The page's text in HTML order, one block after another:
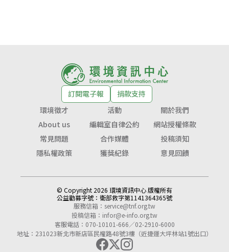
訂閱電子報
捐款支持
環境徵才
活動
關於我們
About us
編輯室自律公約
網站授權條款
常見問題
合作媒體
投稿須知
隱私權政策
獲獎紀錄 意見回饋
© Copyright 2026 環境資訊中心 版權所有
公益勸募字號： 衛部救字第1141364365號
服務信箱： service@tnf.org.tw
投稿信箱： infor@e-info.org.tw
客服電話：070-10101-666／02-2910-6000
地址：231023新北市新店區民權路48號3樓（近捷運大坪林站1號出口）